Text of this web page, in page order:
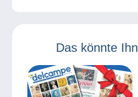
Das könnte